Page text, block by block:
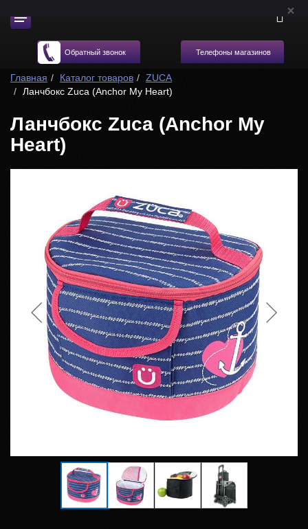
Обратный звонок Телефоны магазинов
Главная Каталог товаров
ZUCA
Ланчбокс Zuca (Anchor My Heart)
Ланчбокс Zuca (Anchor My
Heart)